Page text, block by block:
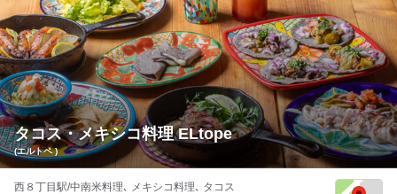
タコス・メキシコ料理 ELtope
(エルトペ )
西８丁目駅/中南米料理､ メキシコ料理､ タコス